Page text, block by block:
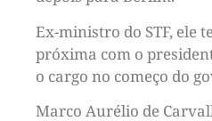
Ex-ministro do STF, ele
próxima com o
o cargo no começo do
Marco Aurélio de